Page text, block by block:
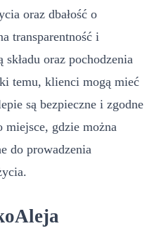
oraz dbałość o
transparentność i
oraz pochodzenia
temu, klienci mogą mieć
są bezpieczne i zgodne
gdzie można
do prowadzenia